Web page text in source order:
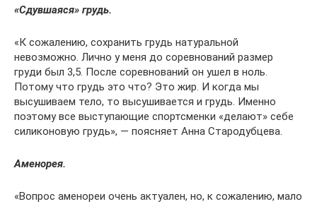
«Сдувшаяся» грудь.
«К сожалению, сохранить грудь натуральной
невозможно. Лично у меня до соревнований размер
груди был 3,5. После соревнований он ушел в ноль.
Потому что грудь это что? Это жир. И когда мы
высушиваем тело, то высушивается и грудь. Именно
поэтому все выступающие спортсменки «делают» себе
силиконовую грудь», — поясняет Анна Стародубцева.
Аменорея.
«Вопрос аменореи очень актуален, но, к сожалению, мало